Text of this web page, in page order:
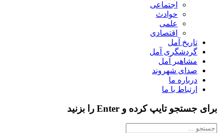
اجتماعی
حوادث
علمی
اقتصادی
تاریخ آمل
گردشگری آمل
مشاهیر آمل
صدای شهروند
درباره ما
ارتباط با ما
برای جستجو تایپ کرده و Enter را بزنید